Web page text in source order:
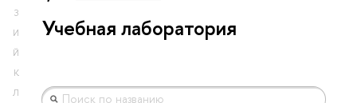
З
И
Й
К
Л
Учебная лаборатория